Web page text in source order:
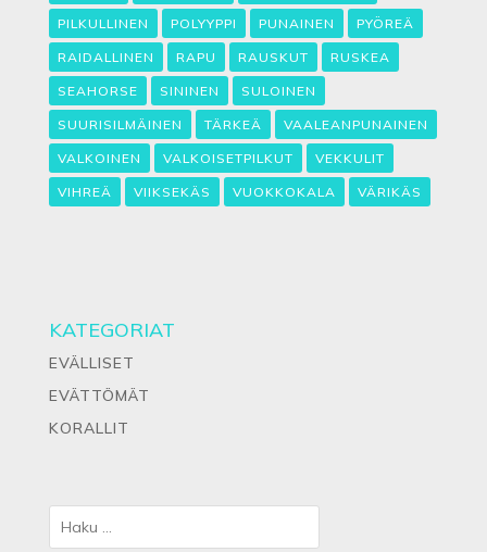
PILKULLINEN POLYYPPI PUNAINEN PYÖREÄ
RAIDALLINEN RAPU RAUSKUT RUSKEA
SEAHORSE SININEN SULOINEN
SUURISILMÄINEN TÄRKEÄ VAALEANPUNAINEN
VALKOINEN VALKOISETPILKUT VEKKULIT
VIHREÄ VIIKSEKÄS VUOKKOKALA VÄRIKÄS
KATEGORIAT
EVÄLLISET
EVÄTTÖMÄT
KORALLIT